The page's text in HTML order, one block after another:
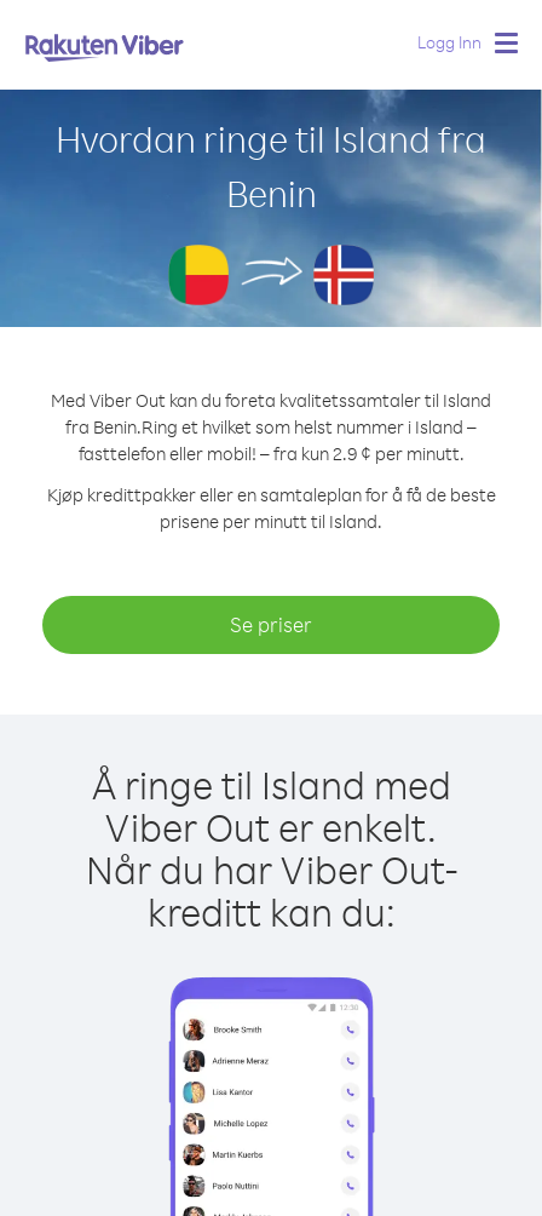
Logg Inn
Hvordan ringe til Island fra
Benin
Med Viber Out kan du foreta kvalitetssamtaler til Island
fra Benin.Ring et hvilket som helst nummer i Island –
fasttelefon eller mobil! – fra kun 2.9 ¢ per minutt.
Kjøp kredittpakker eller en samtaleplan for å få de beste
prisene per minutt til Island.
Se priser
Å ringe til Island med
Viber Out er enkelt.
Når du har Viber Out-
kreditt kan du: